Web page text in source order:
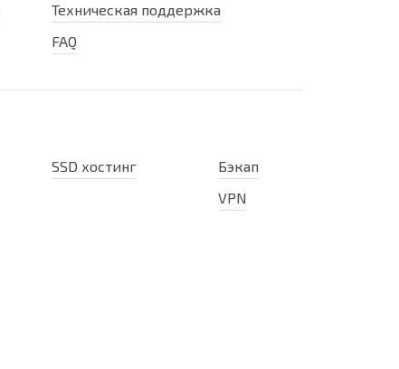
Техническая поддержка
FAQ
SSD хостинг
Бэкап
VPN